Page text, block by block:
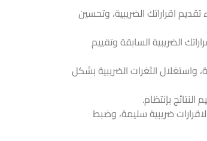
اقراراتك الضريبية، وتحسين
الضريبية السابقة وتقييم
واستغلال الثغرات الضريبية بشكل
بإنتظام.
ضريبية سليمة، وضبط